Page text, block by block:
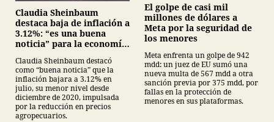
Claudia Sheinbaum
destaca baja de inflación a
3.12%: “es una buena
noticia” para la economía
Claudia Sheinbaum destacó
como “buena noticia” que la
inflación bajara a 3.12% en
julio, su menor nivel desde
diciembre de 2020, impulsada
por la reducción en precios
agropecuarios.
El golpe de casi mil
millones de dólares a
Meta por la seguridad de
los menores
Meta enfrenta un golpe de 942
mdd: un juez de EU sumó una
nueva multa de 567 mdd a otra
sanción previa por 375 mdd, por
fallas en la protección de
menores en sus plataformas.